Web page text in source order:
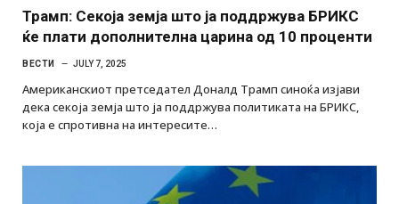
Трамп: Секоја земја што ја поддржува БРИКС
ќе плати дополнителна царина од 10 проценти
ВЕСТИ JULY 7, 2025
Американскиот претседател Доналд Трамп синоќа изјави
дека секоја земја што ја поддржува политиката на БРИКС,
која е спротивна на интересите…